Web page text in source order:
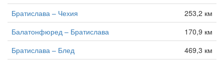
Братислава – Чехия
253,2 км
Балатонфюред – Братислава
170,9 км
Братислава – Блед
469,3 км